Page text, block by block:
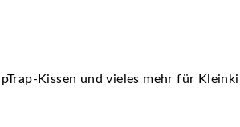
Kissen und vieles mehr für